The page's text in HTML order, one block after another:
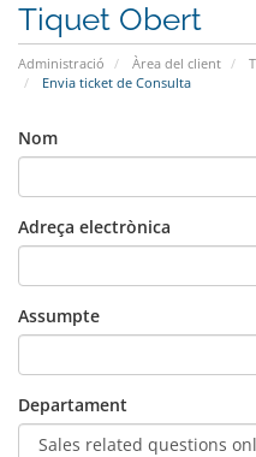
Tiquet Obert
Administració Àrea del client
Envia ticket de Consulta
Nom
Adreça electrònica
Assumpte
Departament